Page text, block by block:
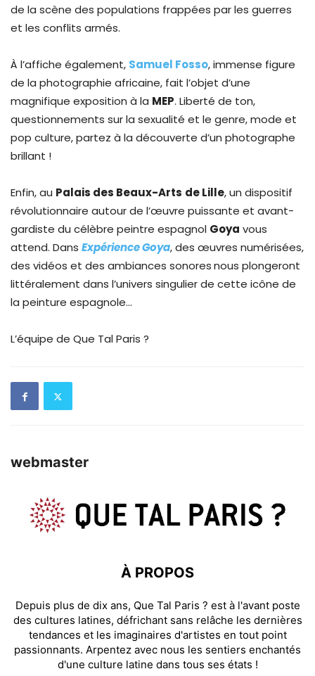
de la scène des populations frappées par les guerres
et les conflits armés.
À l’affiche également, Samuel Fosso, immense figure
de la photographie africaine, fait l’objet d’une
magnifique exposition à la MEP. Liberté de ton,
questionnements sur la sexualité et le genre, mode et
pop culture, partez à la découverte d’un photographe
brillant !
Enfin, au Palais des Beaux-Arts de Lille, un dispositif
révolutionnaire autour de l’œuvre puissante et avant-
gardiste du célèbre peintre espagnol Goya vous
attend. Dans Expérience Goya, des œuvres numérisées,
des vidéos et des ambiances sonoresnous plongeront
littéralement dans l’univers singulier de cette icône de
la peinture espagnole…
L’équipe de Que Tal Paris ?
webmaster
À PROPOS
Depuis plus de dix ans, Que Tal Paris ? est à l'avant poste
des cultures latines, défrichant sans relâche les dernières
tendances et les imaginaires d'artistes en tout point
passionnants. Arpentez avec nous les sentiers enchantés
d'une culture latine dans tous ses états !